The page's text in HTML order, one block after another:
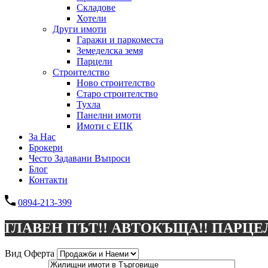
Складове
Хотели
Други имоти
Гаражи и паркоместа
Земеделска земя
Парцели
Строителство
Ново строителство
Старо строителство
Тухла
Панелни имоти
Имоти с ЕПК
За Нас
Брокери
Често Задавани Въпроси
Блог
Контакти
0894-213-399
ГЛАВЕН ПЪТ!! АВТОКЪЩА!!
Вид Оферта